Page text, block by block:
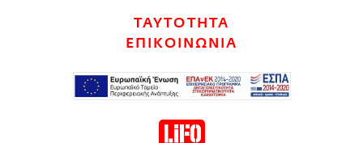
ΤΑΥΤΟΤΗΤΑ
ΕΠΙΚΟΙΝΩΝΙΑ